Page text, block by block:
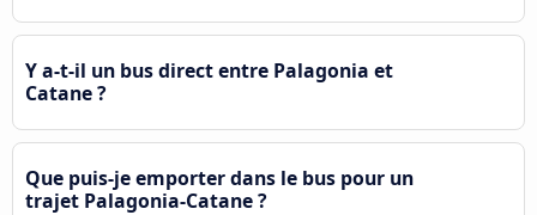
Y a-t-il un bus direct entre Palagonia et
Catane ?
Que puis-je emporter dans le bus pour un
trajet Palagonia-Catane ?